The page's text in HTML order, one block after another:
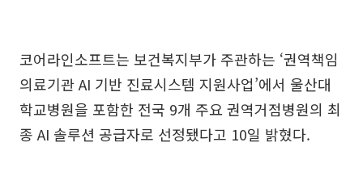
코어라인소프트는 보건복지부가 주관하는 ‘권역책임
의료기관 AI 기반 진료시스템 지원사업’에서 울산대
학교병원을 포함한 전국 9개 주요 권역거점병원의 최
종 AI 솔루션 공급자로 선정됐다고 10일 밝혔다.